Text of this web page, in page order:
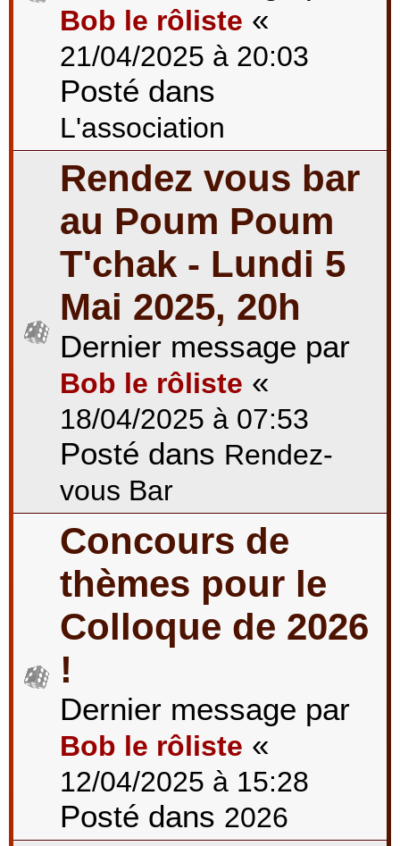
Bob le rôliste «
21/04/2025 à 20:03
Posté dans
L'association
Rendez vous bar
au Poum Poum
T'chak - Lundi 5
Mai 2025, 20h
Dernier message par
Bob le rôliste «
18/04/2025 à 07:53
Posté dans Rendez-
vous Bar
Concours de
thèmes pour le
Colloque de 2026
!
Dernier message par
Bob le rôliste «
12/04/2025 à 15:28
Posté dans 2026